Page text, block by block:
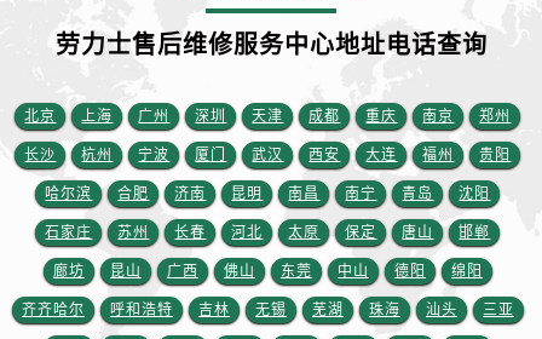
河北省石家庄市长安区中山东路39号勒泰中心写字楼B座13层07室劳力士售后服务中心（需提前预约）
海南省海口市龙华区金贸东路5号海口华润大厦B座17层1707室劳力士售后服务中心（需提前预约）
河北省唐山市路南区新华东道100号万达广场写字楼A座10层1002室劳力士售后服务中心（需提前预约）
台州市椒江区东海大道1800号腾达中心东1幢20楼2002室劳力士售后服务中心（需提前预约）
节假日正常营业！
劳力士售后维修服务中心地址电话查询
北京 上海 广州 深圳 天津 成都 重庆 南京 郑州
长沙 杭州 宁波 厦门 武汉 西安 大连 福州 贵阳
哈尔滨 合肥 济南 昆明 南昌 南宁 青岛 沈阳
石家庄 苏州 长春 河北 太原 保定 唐山 邯郸
廊坊 昆山 广西 佛山 东莞 中山 德阳 绵阳
齐齐哈尔 呼和浩特 吉林 无锡 芜湖 珠海 汕头 三亚